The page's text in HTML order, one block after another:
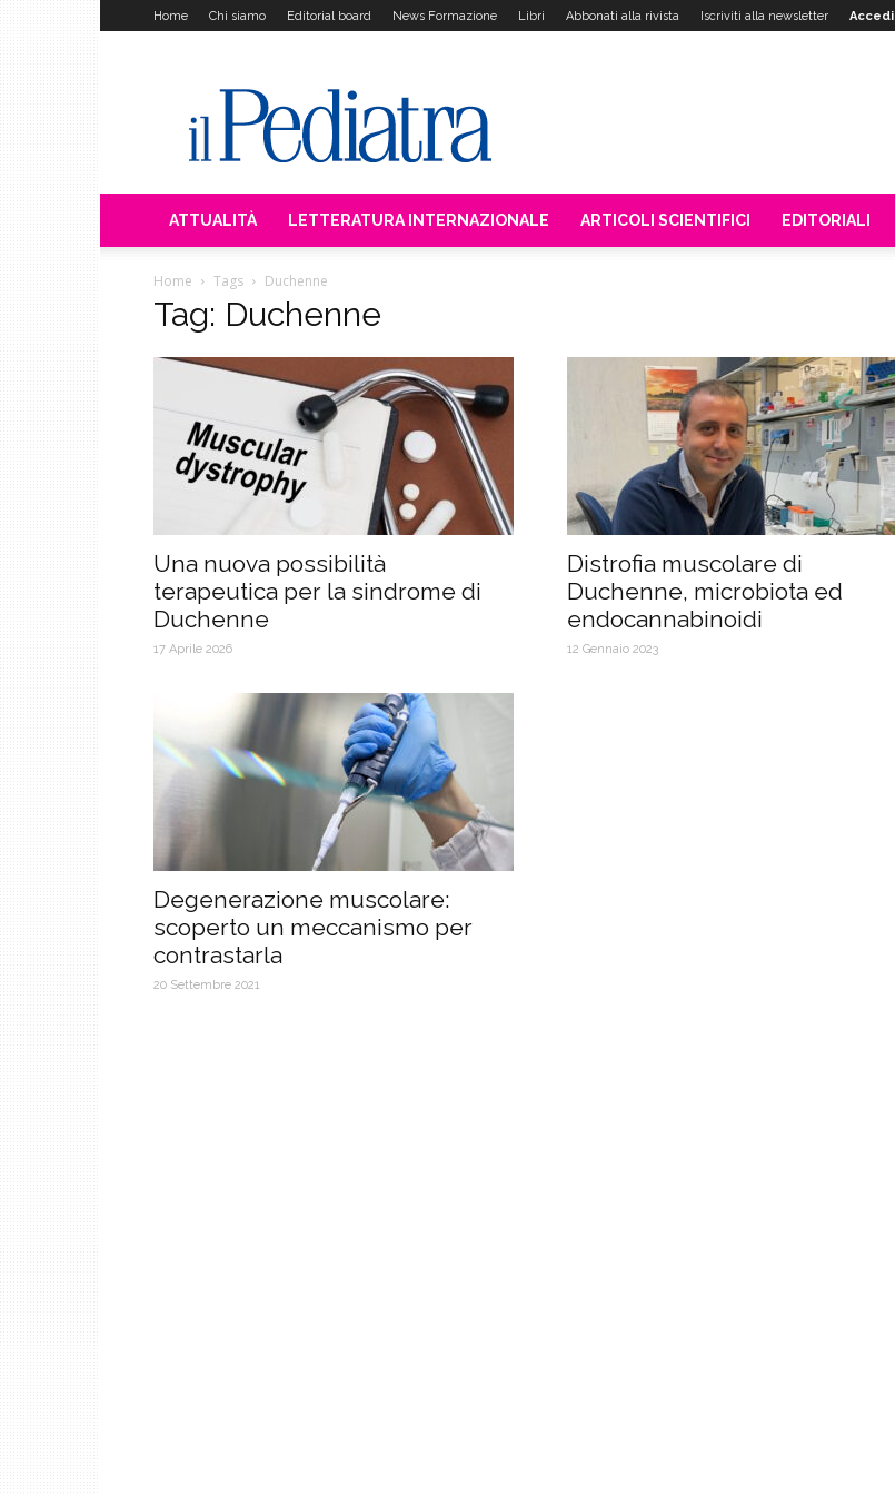
Home Chi siamo Editorial board News Formazione Libri Abbonati alla rivista Iscriviti alla newsletter Accedi
Pediatra
ATTUALITÀ LETTERATURA INTERNAZIONALE ARTICOLI SCIENTIFICI EDITORIALI
Home Tags Duchenne
Tag: Duchenne
Una nuova possibilità
terapeutica per la sindrome di
Duchenne
17 Aprile 2026
Distrofia muscolare di
Duchenne, microbiota ed
endocannabinoidi
12 Gennaio 2023
Degenerazione muscolare:
scoperto un meccanismo per
contrastarla
20 Settembre 2021